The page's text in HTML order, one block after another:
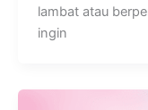
lambat atau
ingin